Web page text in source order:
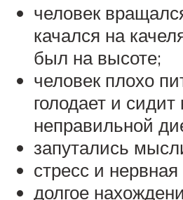
человек
качался на
был на высоте;
человек плохо
голодает и сидит
неправильной
запутались
стресс и
долгое